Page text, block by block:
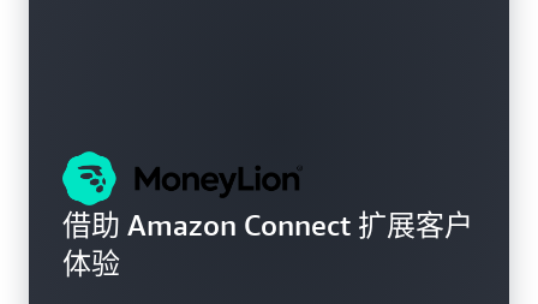
借助 Amazon Connect 扩展客户
体验